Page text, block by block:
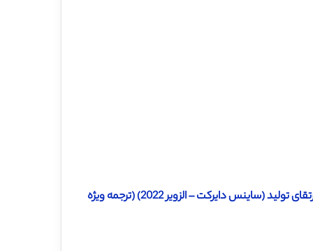
دانلود ترجمه مقاله هم مکانی با فعالیت های ارزش بازاریابی به عنوان ارتقای تولید (ساینس دایرکت – الزویر 2022) (ترجمه ویژه